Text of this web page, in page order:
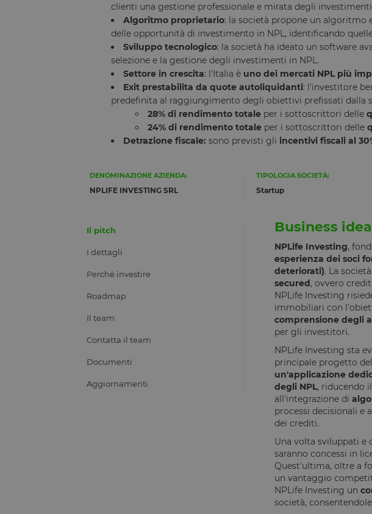
clienti una gestione professionale e mirata degli
Algoritmo proprietario: la società propone un algoritmo
delle opportunità di investimento in NPL, identificando
Sviluppo tecnologico: la società ha ideato un software
selezione e la gestione degli investimenti in NPL.
Settore in crescita: l'Italia è uno dei mercati NPL più
Exit prestabilita da quote autoliquidanti: l'investitore
predefinita al raggiungimento degli obiettivi prefissati dalla
28% di rendimento totale per i sottoscrittori delle
24% di rendimento totale per i sottoscrittori delle
Detrazione fiscale: sono previsti gli incentivi fiscali al
DENOMINAZIONE AZIENDA:
NPLIFE INVESTING SRL
TIPOLOGIA SOCIETÀ:
Startup
Il pitch
I dettagli
Perché investire
Roadmap
Il team
Contatta il team
Documenti
Aggiornamenti
Business idea
NPLife Investing,
esperienza dei soci
deteriorati). La
secured, ovvero
NPLife Investing
immobiliari con
comprensione degli
per gli investitori.
NPLife Investing sta
principale progetto
un'applicazione
degli NPL, riducendo
all'integrazione di
processi decisionali e
dei crediti.
Una volta sviluppati e
saranno concessi in
Quest'ultima, oltre a
un vantaggio
NPLife Investing un
società,